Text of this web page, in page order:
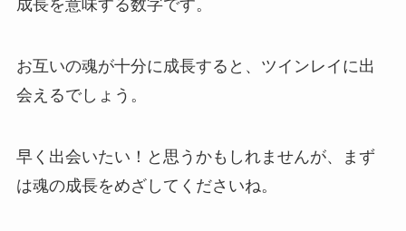
成長を意味する数字です。
お互いの魂が十分に成長すると、ツインレイに出
会えるでしょう。
早く出会いたい！と思うかもしれませんが、まず
は魂の成長をめざしてくださいね。